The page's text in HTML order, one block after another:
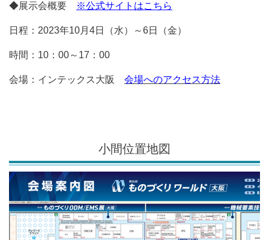
◆展示会概要 ※公式サイトはこちら
日程：2023年10月4日（水）～6日（金）
時間：10：00～17：00
会場：インテックス大阪 会場へのアクセス方法
小間位置地図